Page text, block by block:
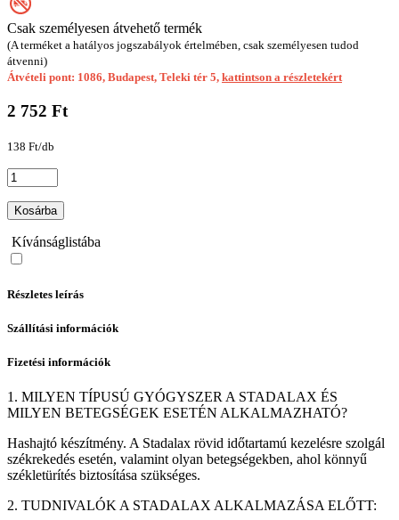
Csak személyesen átvehető termék
(A terméket a hatályos jogszabályok értelmében, csak személyesen tudod
átvenni)
Átvételi pont: 1086, Budapest, Teleki tér 5, kattintson a részletekért
2 752 Ft
138 Ft/db
Kosárba
Kívánságlistába
Részletes leírás
Szállítási információk
Fizetési információk
1. MILYEN TÍPUSÚ GYÓGYSZER A STADALAX ÉS
MILYEN BETEGSÉGEK ESETÉN ALKALMAZHATÓ?
Hashajtó készítmény. A Stadalax rövid időtartamú kezelésre szolgál
székrekedés esetén, valamint olyan betegségekben, ahol könnyű
székletürítés biztosítása szükséges.
2. TUDNIVALÓK A STADALAX ALKALMAZÁSA ELŐTT: